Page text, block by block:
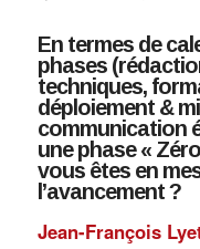
En termes de
phases
techniques,
déploiement &
communication
une phase «
vous êtes en
l’avancement ?
Jean-François